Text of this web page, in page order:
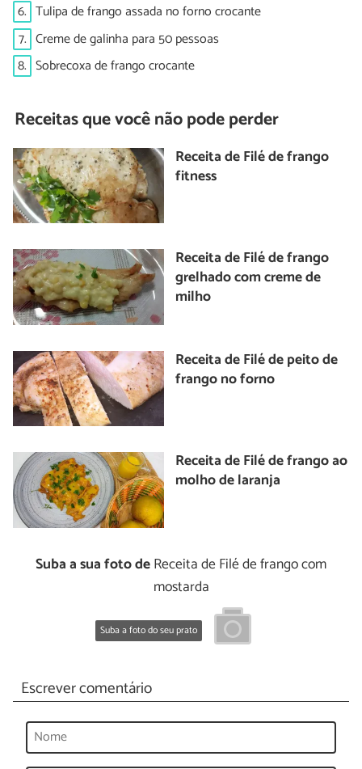
6. Tulipa de frango assada no forno crocante
7. Creme de galinha para 50 pessoas
8. Sobrecoxa de frango crocante
Receitas que você não pode perder
Receita de Filé de frango
fitness
Receita de Filé de frango
grelhado com creme de
milho
Receita de Filé de peito de
frango no forno
Receita de Filé de frango ao
molho de laranja
Suba a sua foto deReceita de Filé de frango com
mostarda
Suba a foto do seu prato
Escrever comentário